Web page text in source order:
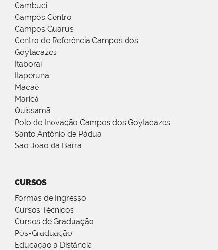
Cambuci
Campos Centro
Campos Guarus
Centro de Referência Campos dos
Goytacazes
Itaboraí
Itaperuna
Macaé
Maricá
Quissamã
Polo de Inovação Campos dos Goytacazes
Santo Antônio de Pádua
São João da Barra
CURSOS
Formas de Ingresso
Cursos Técnicos
Cursos de Graduação
Pós-Graduação
Educação a Distância